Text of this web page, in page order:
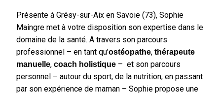
RDV Symphonie des cellules
Témoignages
Présente à Grésy-sur-Aix en Savoie (73), Sophie
Maingre met à votre disposition son expertise dans le
domaine de la santé. A travers son parcours
professionnel – en tant qu’ostéopathe, thérapeute
manuelle, coach holistique– et son parcours
personnel – autour du sport, de la nutrition, en passant
par son expérience de maman – Sophie propose une